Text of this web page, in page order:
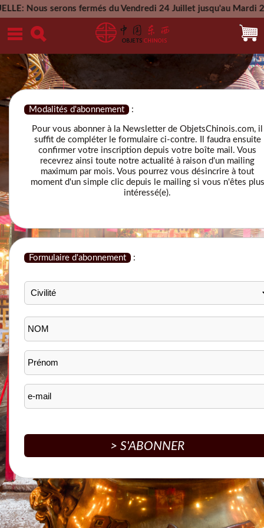
Nous serons fermés du Vendredi 24 Juillet jusqu'au Mardi 25
Mercredi 26
Modalités d'abonnement :
Pour vous abonner à la Newsletter de ObjetsChinois.com, il
suffit de compléter le formulaire ci-contre. Il faudra ensuite
confirmer votre inscription depuis votre boîte mail. Vous
recevrez ainsi toute notre actualité à raison d'un mailing
maximum par mois. Vous pourrez vous désincrire à tout
moment d'un simple clic depuis le mailing si vous n'êtes plus
intéressé(e).
Formulaire d'abonnement :
> S'ABONNER